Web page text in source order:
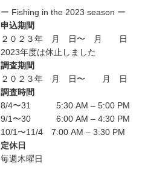
ー Fishing in the 2023 season ー
申込期間
２０２３年 月 日〜 月 日
2023年度は休止しました
調査期間
２０２３年 月 日〜 月 日
調査時間
8/4〜31 5:30 AM – 5:00 PM
9/1〜30 6:00 AM – 4:30 PM
10/1〜11/4 7:00 AM – 3:30 PM
定休日
毎週木曜日